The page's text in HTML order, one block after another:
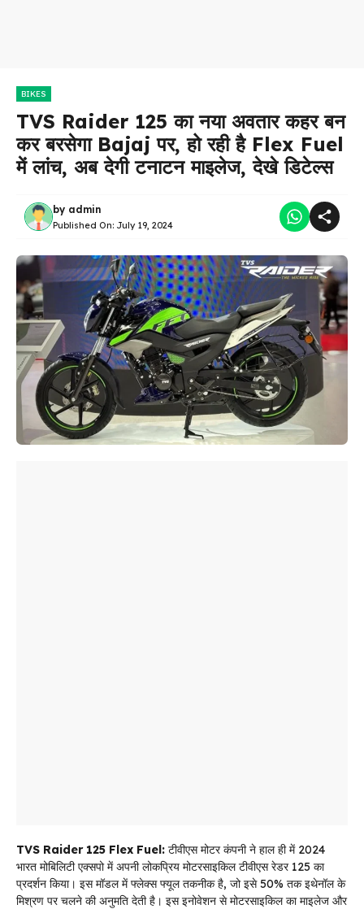
BIKES
TVS Raider 125 का नया अवतार कहर बन
कर बरसेगा Bajaj पर, हो रही है Flex Fuel
में लांच, अब देगी टनाटन माइलेज, देखे डिटेल्स
by admin
Published On: July 19, 2024
TVS Raider 125 Flex Fuel: टीवीएस मोटर कंपनी ने हाल ही में 2024
भारत मोबिलिटी एक्सपो में अपनी लोकप्रिय मोटरसाइकिल टीवीएस रेडर 125 का
प्रदर्शन किया। इस मॉडल में फ्लेक्स फ्यूल तकनीक है, जो इसे 50% तक इथेनॉल के
मिश्रण पर चलने की अनुमति देती है। इस इनोवेशन से मोटरसाइकिल का माइलेज और